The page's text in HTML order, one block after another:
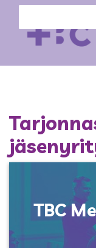
TBC